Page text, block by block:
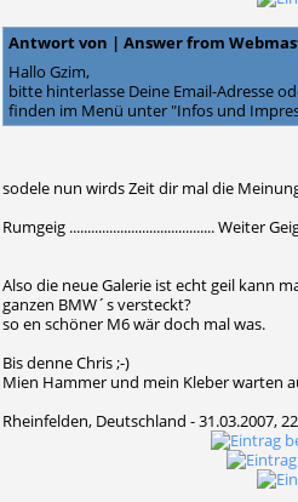
Antwort von | Answer from
Hallo Gzim,
bitte hinterlasse Deine Email-Adresse
finden im Menü unter "Infos und
sodele nun wirds Zeit dir mal die
Rumgeig ........................................ Weiter
Also die neue Galerie ist echt geil kann
ganzen BMW´s versteckt?
so en schöner M6 wär doch mal was.
Bis denne Chris ;-)
Mien Hammer und mein Kleber warten
Rheinfelden, Deutschland - 31.03.2007,